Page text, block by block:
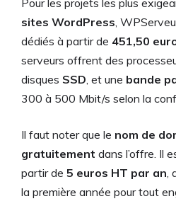
sites WordPress ,
dédiés à partir de 451,50
serveurs offrent des
disques SSD , et une bande
300 à 500 Mbit/s selon la
Il faut noter que le nom de
gratuitement dans l’offre. Il
partir de 5 euros HT par an
la première année pour tout